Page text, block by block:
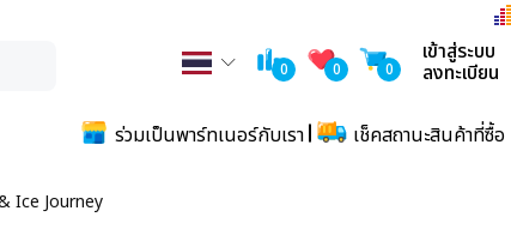
0 0 0
เข้าสู่ระบบ
ลงทะเบียน
ร่วมเป็นพาร์ทเนอร์กับเรา เช็คสถานะสินค้าที่ซื้อ
Ice Journey